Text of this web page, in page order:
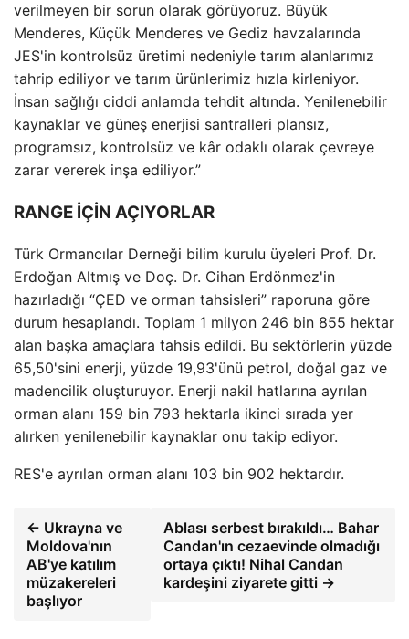
verilmeyen bir sorun olarak görüyoruz. Büyük
Menderes, Küçük Menderes ve Gediz havzalarında
JES'in kontrolsüz üretimi nedeniyle tarım alanlarımız
tahrip ediliyor ve tarım ürünlerimiz hızla kirleniyor.
İnsan sağlığı ciddi anlamda tehdit altında. Yenilenebilir
kaynaklar ve güneş enerjisi santralleri plansız,
programsız, kontrolsüz ve kâr odaklı olarak çevreye
zarar vererek inşa ediliyor.”
RANGE İÇİN AÇIYORLAR
Türk Ormancılar Derneği bilim kurulu üyeleri Prof. Dr.
Erdoğan Altmış ve Doç. Dr. Cihan Erdönmez'in
hazırladığı “ÇED ve orman tahsisleri” raporuna göre
durum hesaplandı. Toplam 1 milyon 246 bin 855 hektar
alan başka amaçlara tahsis edildi. Bu sektörlerin yüzde
65,50'sini enerji, yüzde 19,93'ünü petrol, doğal gaz ve
madencilik oluşturuyor. Enerji nakil hatlarına ayrılan
orman alanı 159 bin 793 hektarla ikinci sırada yer
alırken yenilenebilir kaynaklar onu takip ediyor.
RES'e ayrılan orman alanı 103 bin 902 hektardır.
← Ukrayna ve
Moldova'nın
AB'ye katılım
müzakereleri
başlıyor
Ablası serbest bırakıldı… Bahar
Candan'ın cezaevinde olmadığı
ortaya çıktı! Nihal Candan
kardeşini ziyarete gitti →